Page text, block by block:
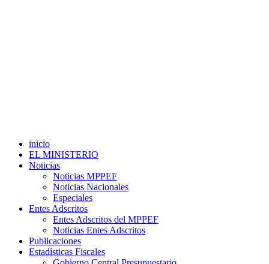
inicio
EL MINISTERIO
Noticias
Noticias MPPEF
Noticias Nacionales
Especiales
Entes Adscritos
Entes Adscritos del MPPEF
Noticias Entes Adscritos
Publicaciones
Estadísticas Fiscales